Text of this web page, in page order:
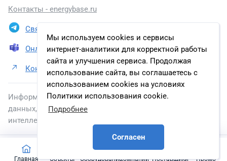
Мы используем cookies и сервисы
интернет-аналитики для корректной работы
сайта и улучшения сервиса. Продолжая
использование сайта, вы соглашаетесь с
использованием cookies на условиях
Политики использования cookie.
Подробнее
Согласен
Главная Объекты ОборудованиеКомпании Поставщики Промо
Контакты - energybase.ru
Связаться в Telegram
Онлайн презентация
Контакты ПАО «НК «Роснефть»
Информация, размещенная на сайте, включена в базу
данных, зарегистрированную в Федеральной службе по
интеллектуальной собственности.
2026 © energybase.ru